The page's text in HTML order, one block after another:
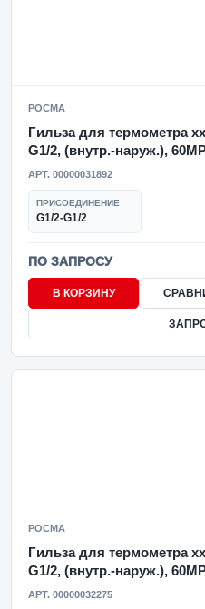
РОСМА
Гильза для термометра
G1/2, (внутр.-наруж.),
АРТ. 00000031892
ПРИСОЕДИНЕНИЕ
G1/2-G1/2
ПО ЗАПРОСУ
В КОРЗИНУ
РОСМА
Гильза для термометра
G1/2, (внутр.-наруж.),
АРТ. 00000032275